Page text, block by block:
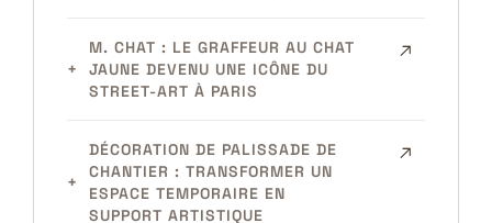
M. CHAT : LE GRAFFEUR AU CHAT
JAUNE DEVENU UNE ICÔNE DU
STREET-ART À PARIS
DÉCORATION DE PALISSADE DE
CHANTIER : TRANSFORMER UN
ESPACE TEMPORAIRE EN
SUPPORT ARTISTIQUE